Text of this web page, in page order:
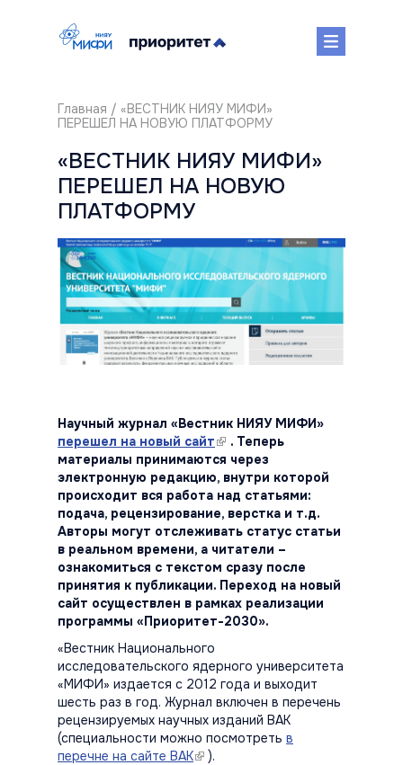
Главная / «ВЕСТНИК НИЯУ МИФИ»
ПЕРЕШЕЛ НА НОВУЮ ПЛАТФОРМУ
«ВЕСТНИК НИЯУ МИФИ»
ПЕРЕШЕЛ НА НОВУЮ
ПЛАТФОРМУ
Научный журнал «Вестник НИЯУ МИФИ»
перешел на новый сайт(link is external)
. Теперь
материалы принимаются через
электронную редакцию, внутри которой
происходит вся работа над статьями:
подача, рецензирование, верстка и т.д.
Авторы могут отслеживать статус статьи
в реальном времени, а читатели –
ознакомиться с текстом сразу после
принятия к публикации. Переход на новый
сайт осуществлен в рамках реализации
программы «Приоритет-2030».
«Вестник Национального
исследовательского ядерного университета
«МИФИ» издается с 2012 года и выходит
шесть раз в год. Журнал включен в перечень
рецензируемых научных изданий ВАК
(специальности можно посмотреть в
перечне на сайте ВАК(link is external)
).